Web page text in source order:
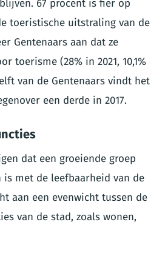
67 procent is fier op
toeristische uitstraling van de
Gentenaars aan dat ze
toerisme (28% in 2021, 10,1%
van de Gentenaars vindt het
een derde in 2017.
dat een groeiende groep
is met de leefbaarheid van de
aan een evenwicht tussen de
van de stad, zoals wonen,